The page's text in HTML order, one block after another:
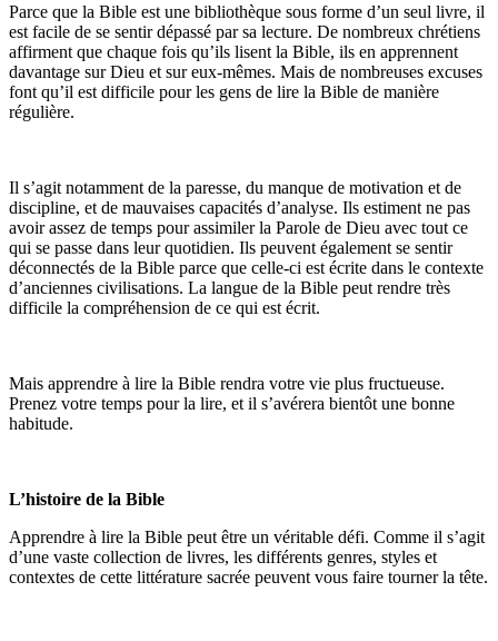
Parce que la Bible est une bibliothèque sous forme d’un seul livre, il
est facile de se sentir dépassé par sa lecture. De nombreux chrétiens
affirment que chaque fois qu’ils lisent la Bible, ils en apprennent
davantage sur Dieu et sur eux-mêmes. Mais de nombreuses excuses
font qu’il est difficile pour les gens de lire la Bible de manière
régulière.
Il s’agit notamment de la paresse, du manque de motivation et de
discipline, et de mauvaises capacités d’analyse. Ils estiment ne pas
avoir assez de temps pour assimiler la Parole de Dieu avec tout ce
qui se passe dans leur quotidien. Ils peuvent également se sentir
déconnectés de la Bible parce que celle-ci est écrite dans le contexte
d’anciennes civilisations. La langue de la Bible peut rendre très
difficile la compréhension de ce qui est écrit.
Mais apprendre à lire la Bible rendra votre vie plus fructueuse.
Prenez votre temps pour la lire, et il s’avérera bientôt une bonne
habitude.
L’histoire de la Bible
Apprendre à lire la Bible peut être un véritable défi. Comme il s’agit
d’une vaste collection de livres, les différents genres, styles et
contextes de cette littérature sacrée peuvent vous faire tourner la tête.